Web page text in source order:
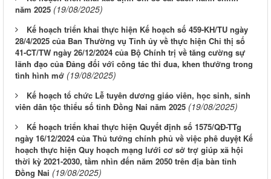
năm 2025 (19/08/2025)
Kế hoạch triển khai thực hiện Kế hoạch số 459-KH/TU ngày
28/4/2025 của Ban Thường vụ Tỉnh ủy về thực hiện Chỉ thị số
41-CT/TW ngày 26/12/2024 của Bộ Chính trị về tăng cường sự
lãnh đạo của Đảng đối với công tác thi đua, khen thưởng trong
tình hình mớ (19/08/2025)
Kế hoạch tổ chức Lễ tuyên dương giáo viên, học sinh, sinh
viên dân tộc thiểu số tỉnh Đồng Nai năm 2025 (19/08/2025)
Kế hoạch triển khai thực hiện Quyết định số 1575/QĐ-TTg
ngày 16/12/2024 của Thủ tướng chính phủ về việc phê duyệt Kế
hoạch thực hiện Quy hoạch mạng lưới cơ sở trợ giúp xã hội
thời kỳ 2021-2030, tầm nhìn đến năm 2050 trên địa bàn tỉnh
Đồng Nai (19/08/2025)